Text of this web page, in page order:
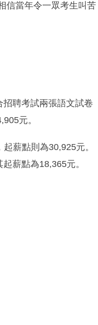
信當年令一眾考生叫苦
聘考試兩張語文試卷
元。
薪點則為30,925元。
薪點為18,365元。